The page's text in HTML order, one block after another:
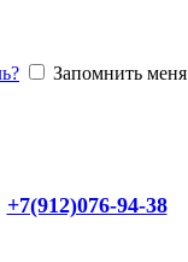
Запомнить меня
+7(912)076-94-38